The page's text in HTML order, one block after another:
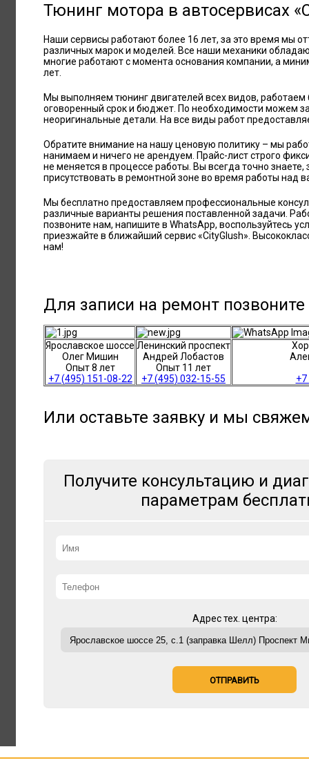
Тюнинг мотора в автосервисах
Наши сервисы работают более 16 лет, за это время мы
различных марок и моделей. Все наши механики
многие работают с момента основания компании, а
лет.
Мы выполняем тюнинг двигателей всех видов, работаем
оговоренный срок и бюджет. По необходимости можем
неоригинальные детали. На все виды работ
Обратите внимание на нашу ценовую политику – мы
нанимаем и ничего не арендуем. Прайс-лист строго
не меняется в процессе работы. Вы всегда точно
присутствовать в ремонтной зоне во время работы над
Мы бесплатно предоставляем профессиональные
различные варианты решения поставленной задачи.
позвоните нам, напишите в WhatsApp, воспользуйтесь
приезжайте в ближайший сервис «CityGlush».
нам!
Для записи на ремонт
Ярославское шоссе
Олег Мишин
Опыт 8 лет
+7 (495) 151-08-22
Ленинский проспект
Андрей Лобастов
Опыт 11 лет
+7 (495) 032-15-55
Или оставьте заявку и мы
Получите консультацию и
параметрам
Адрес тех. центра:
ОТПРАВИТЬ